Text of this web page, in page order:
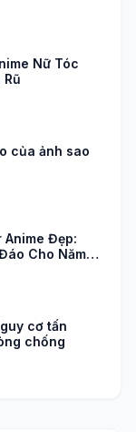
Nữ Tóc
của ảnh sao
Anime Đẹp:
Cho Năm
cơ tấn
chống